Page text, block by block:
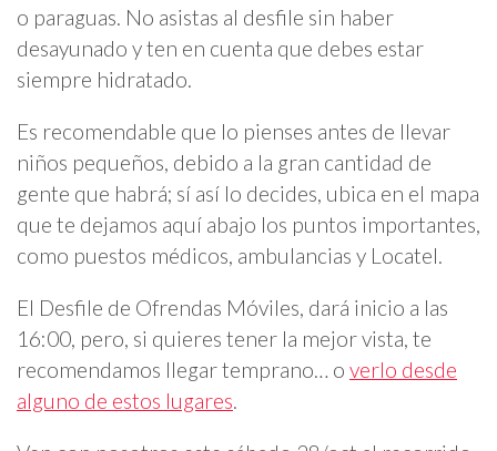
o paraguas. No asistas al desfile sin haber
desayunado y ten en cuenta que debes estar
siempre hidratado.
Es recomendable que lo pienses antes de llevar
niños pequeños, debido a la gran cantidad de
gente que habrá; sí así lo decides, ubica en el mapa
que te dejamos aquí abajo los puntos importantes,
como puestos médicos, ambulancias y Locatel.
El Desfile de Ofrendas Móviles, dará inicio a las
16:00, pero, si quieres tener la mejor vista, te
recomendamos llegar temprano… o verlo desde
alguno de estos lugares.